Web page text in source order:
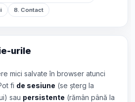
8. Contact
urile
mici salvate în browser atunci
fi de sesiune (se șterg la
sau persistente (rămân până la